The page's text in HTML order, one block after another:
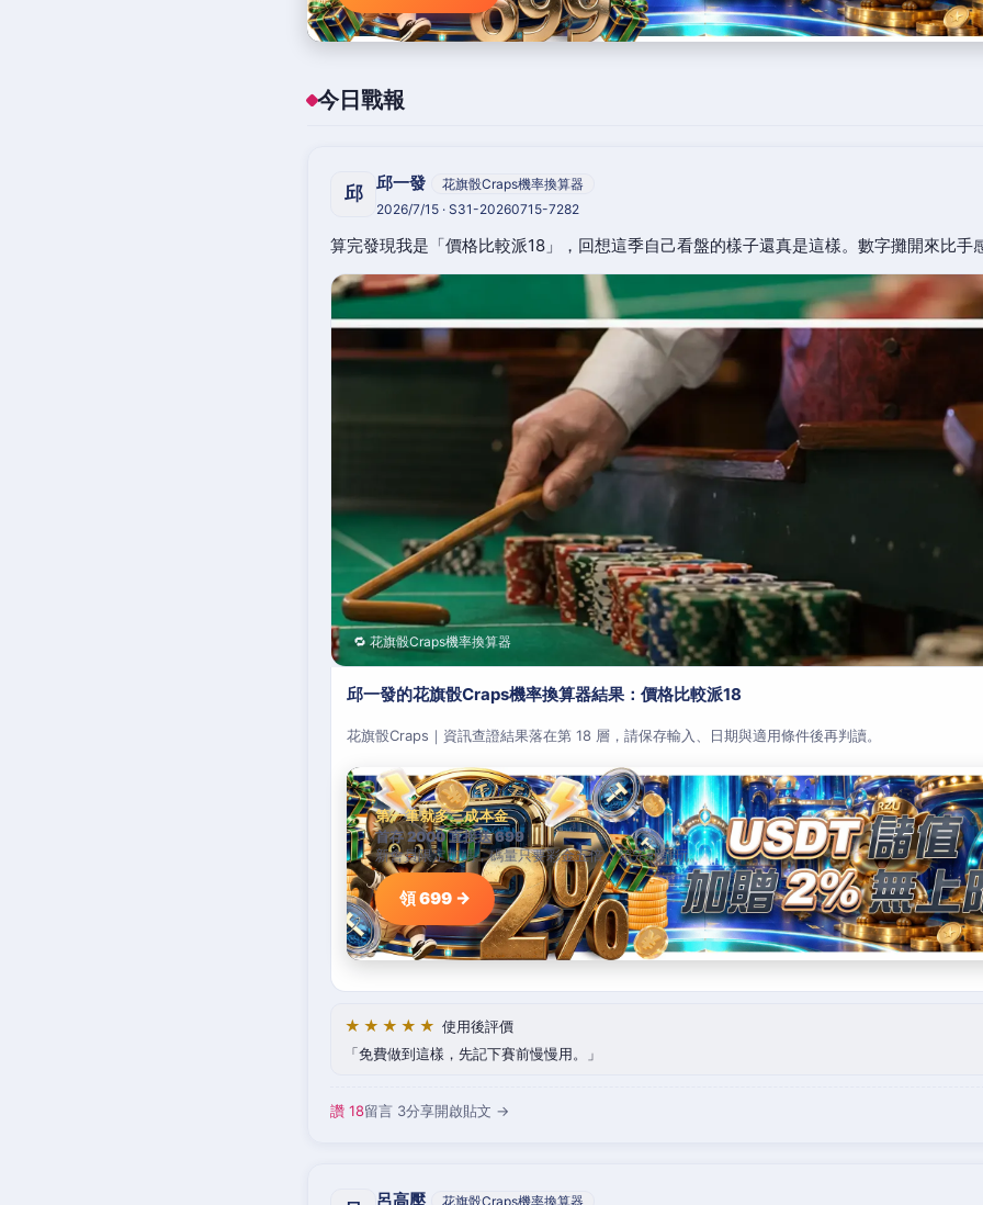
今日戰報
邱 邱一發
花旗骰Craps機率換算器
2026/7/15 · S31-20260715-7282
算完發現我是「價格比較派18」，回想這季自己看盤的樣子還真是這樣。數字攤開來比手
🔁 花旗骰Craps機率換算器
邱一發的花旗骰Craps機率換算器結果：價格比較派18
花旗骰Craps｜資訊查證結果落在第 18 層，請保存輸入、日期與適用條件後再判讀。
第一筆就多三成本金
首存 2000 直接送 699
新會員限定加碼，碼量只要彩金五倍，領完就能玩。
領 699 →
★★★★★ 使用後評價
免費做到這樣，先記下賽前慢慢用。
讚 18留言 3分享開啟貼文 →
呂高壓
花旗骰Craps機率換算器